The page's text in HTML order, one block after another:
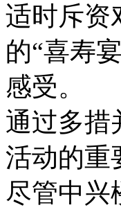
适时斥资
的“喜寿
感受。
通过多措
活动的重
尽管中兴